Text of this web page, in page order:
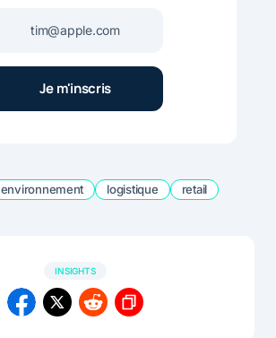
environnement logistique retail
INSIGHTS